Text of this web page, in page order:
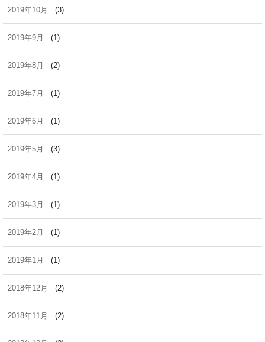
2019年10月 (3)
2019年9月 (1)
2019年8月 (2)
2019年7月 (1)
2019年6月 (1)
2019年5月 (3)
2019年4月 (1)
2019年3月 (1)
2019年2月 (1)
2019年1月 (1)
2018年12月 (2)
2018年11月 (2)